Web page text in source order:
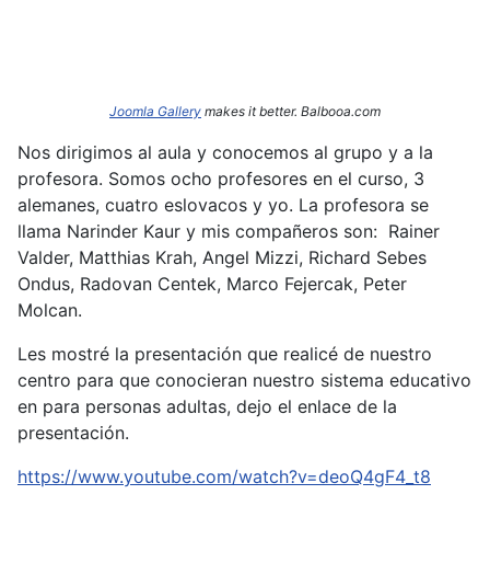
Joomla Gallery makes it better. Balbooa.com
Nos dirigimos al aula y conocemos al grupo y a la
profesora. Somos ocho profesores en el curso, 3
alemanes, cuatro eslovacos y yo. La profesora se
llama Narinder Kaur y mis compañeros son: Rainer
Valder, Matthias Krah, Angel Mizzi, Richard Sebes
Ondus, Radovan Centek, Marco Fejercak, Peter
Molcan.
Les mostré la presentación que realicé de nuestro
centro para que conocieran nuestro sistema educativo
en para personas adultas, dejo el enlace de la
presentación.
https://www.youtube.com/watch?v=deoQ4gF4_t8